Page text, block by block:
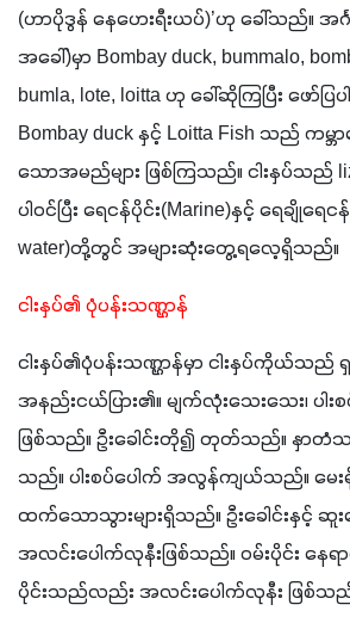
(ဟာပိုဒွန် နေဟေးရီးယပ်)’ဟု ခေါ်သည်။ အင်္
အခေါ်)မှာ Bombay duck, bummalo,
bumla, lote, loitta ဟု ခေါ်ဆိုကြပြီး ဖော်ပ
Bombay duck နှင့် Loitta Fish သည် ကမ္ဘ
သောအမည်များ ဖြစ်ကြသည်။ ငါးနှပ်သည်
ပါဝင်ပြီး ရေငန်ပိုင်း(Marine)နှင့် ရေချိုရေင
water)တို့တွင် အများဆုံးတွေ့ရလေ့ရှိသည်။
ငါးနှပ်၏ ပုံပန်းသဏ္ဌာန်
ငါးနှပ်၏ပုံပန်းသဏ္ဌာန်မှာ ငါးနှပ်ကိုယ်သည်
အနည်းငယ်ပြား၏။ မျက်လုံးသေးသေး၊ ပါ
ဖြစ်သည်။ ဦးခေါင်းတို၍ တုတ်သည်။ နှာ
သည်။ ပါးစပ်ပေါက် အလွန်ကျယ်သည်။ မေး
ထက်သောသွားများရှိသည်။ ဦးခေါင်းနှင့်
အလင်းပေါက်လုနီးဖြစ်သည်။ ဝမ်းပိုင်း န
ပိုင်းသည်လည်း အလင်းပေါက်လုနီး ဖြစ်